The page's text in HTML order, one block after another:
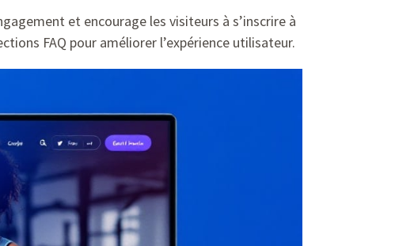
et encourage les visiteurs à s’inscrire à
FAQ pour améliorer l’expérience utilisateur.